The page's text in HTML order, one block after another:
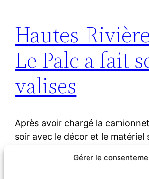
Gérer le
Hautes-
Le Palc a fait
valises
Après avoir chargé la
soir avec le décor et le matériel
où nous avions rendez-vous